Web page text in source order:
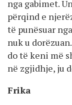
nga gabimet.
përqind e
të punësuar
nuk u
do të keni më
në zgjidhje, ju
Frika